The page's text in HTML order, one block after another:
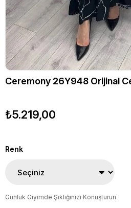
Ceremony 26Y948 Orijinal
₺5.219,00
Renk
Günlük Giyimde Şıklığınızı Konuşturun